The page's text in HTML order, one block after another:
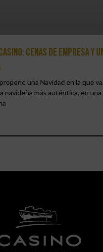
cenas de empresa y
una Navidad en la que
navideña más auténtica, en